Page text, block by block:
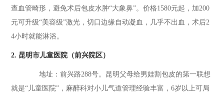
查血管畸形，避免术后包皮水肿“大象鼻”。价格1580元起，加200
元可升级“美容级”激光，切口边缘自动凝血，几乎不出血，术后2
4小时就能淋浴。
2. 昆明市儿童医院（前兴院区）
地址：前兴路288号。昆明父母给男娃割包皮的第一联想
就是“儿童医院”，麻醉科对小儿气道管理经验丰富，6岁以上可局